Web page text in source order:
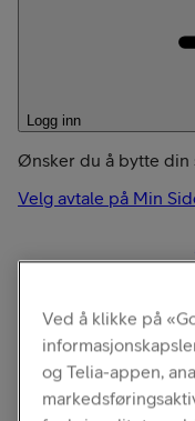
Logg inn
Ønsker du å bytte din
Velg avtale på Min
Ved å klikke på
og Telia-appen,